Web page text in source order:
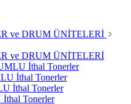
ve DRUM ÜNİTELERİ
ve DRUM ÜNİTELERİ
İthal Tonerler
İthal Tonerler
İthal Tonerler
Tonerler